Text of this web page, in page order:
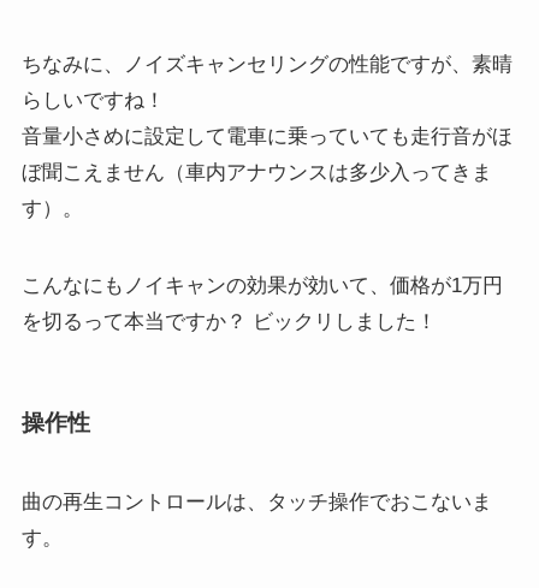
ちなみに、ノイズキャンセリングの性能ですが、素晴
らしいですね！
音量小さめに設定して電車に乗っていても走行音がほ
ぼ聞こえません（車内アナウンスは多少入ってきま
す）。
こんなにもノイキャンの効果が効いて、価格が1万円
を切るって本当ですか？ ビックリしました！
操作性
曲の再生コントロールは、タッチ操作でおこないま
す。